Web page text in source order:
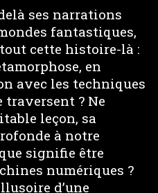
ses narrations
fantastiques,
cette histoire-là :
en
avec les techniques
? Ne
leçon, sa
à notre
signifie être
numériques ?
d’une